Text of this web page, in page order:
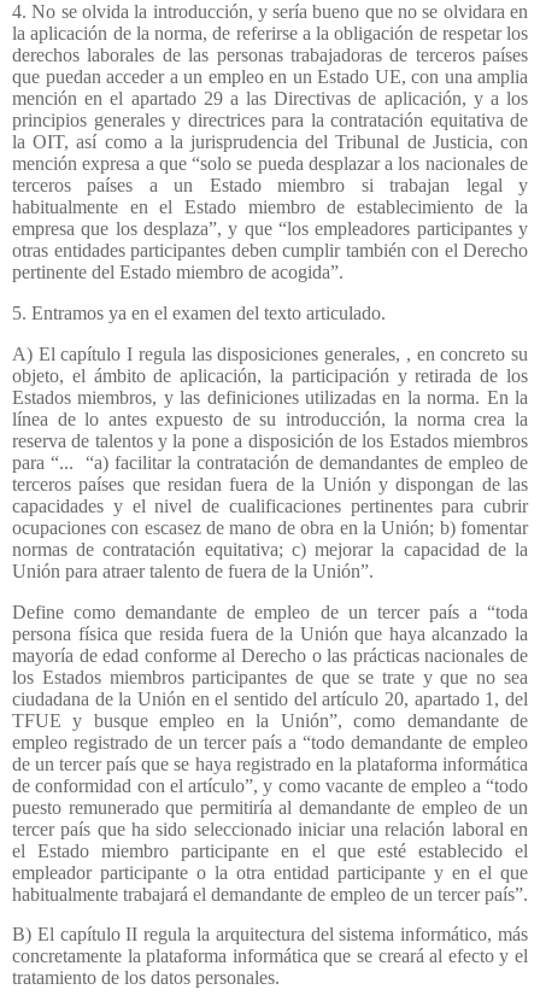
4. No se olvida la introducción, y sería bueno que no se olvidara en
la aplicación de la norma, de referirse a la obligación de respetar los
derechos laborales de las personas trabajadoras de terceros países
que puedan acceder a un empleo en un Estado UE, con una amplia
mención en el apartado 29 a las Directivas de aplicación, y a los
principios generales y directrices para la contratación equitativa de
la OIT, así como a la jurisprudencia del Tribunal de Justicia, con
mención expresa a que “solo se pueda desplazar a los nacionales de
terceros países a un Estado miembro si trabajan legal y
habitualmente en el Estado miembro de establecimiento de la
empresa que los desplaza”, y que “los empleadores participantes y
otras entidades participantes deben cumplir también con el Derecho
pertinente del Estado miembro de acogida”.
5. Entramos ya en el examen del texto articulado.
A) El capítulo I regula las disposiciones generales, , en concreto su
objeto, el ámbito de aplicación, la participación y retirada de los
Estados miembros, y las definiciones utilizadas en la norma. En la
línea de lo antes expuesto de su introducción, la norma crea la
reserva de talentos y la pone a disposición de los Estados miembros
para “...
“a) facilitar la contratación de demandantes de empleo de
terceros países que residan fuera de la Unión y dispongan de las
capacidades y el nivel de cualificaciones pertinentes para cubrir
ocupaciones con escasez de mano de obra en la Unión; b) fomentar
normas de contratación equitativa; c) mejorar la capacidad de la
Unión para atraer talento de fuera de la Unión”.
Define como demandante de empleo de un tercer país a “toda
persona física que resida fuera de la Unión que haya alcanzado la
mayoría de edad conforme al Derecho o las prácticas nacionales de
los Estados miembros participantes de que se trate y que no sea
ciudadana de la Unión en el sentido del artículo 20, apartado 1, del
TFUE y busque empleo en la Unión”, como demandante de
empleo registrado de un tercer país a “todo demandante de empleo
de un tercer país que se haya registrado en la plataforma informática
de conformidad con el artículo”, y como vacante de empleo a “todo
puesto remunerado que permitiría al demandante de empleo de un
tercer país que ha sido seleccionado iniciar una relación laboral en
el Estado miembro participante en el que esté establecido el
empleador participante o la otra entidad participante y en el que
habitualmente trabajará el demandante de empleo de un tercer país”.
B) El capítulo II regula la arquitectura del sistema informático, más
concretamente la plataforma informática que se creará al efecto y el
tratamiento de los datos personales.